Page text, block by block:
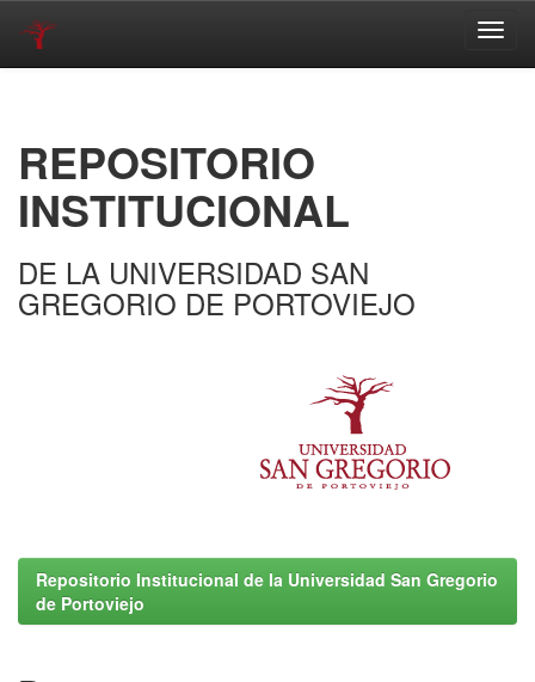
REPOSITORIO
INSTITUCIONAL
DE LA UNIVERSIDAD SAN
GREGORIO DE PORTOVIEJO
Repositorio Institucional de la Universidad San Gregorio
de Portoviejo